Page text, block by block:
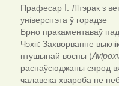
In
reply
to
by
Peregrinus
Прафесар I. Лiтэрак з
універсітэта ў горадзе
Брно пракаментаваў
Чэхіі: Захворванне
птушынай воспы (
распаўсюджаны сярод
чалавека хвароба не